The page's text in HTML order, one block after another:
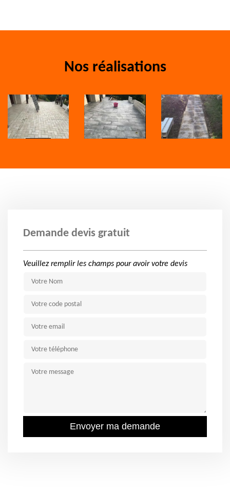
Nos réalisations
Demande devis gratuit
Veuillez remplir les champs pour avoir votre devis